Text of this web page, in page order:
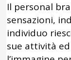
Il personal
sensazioni,
individuo
sue attività